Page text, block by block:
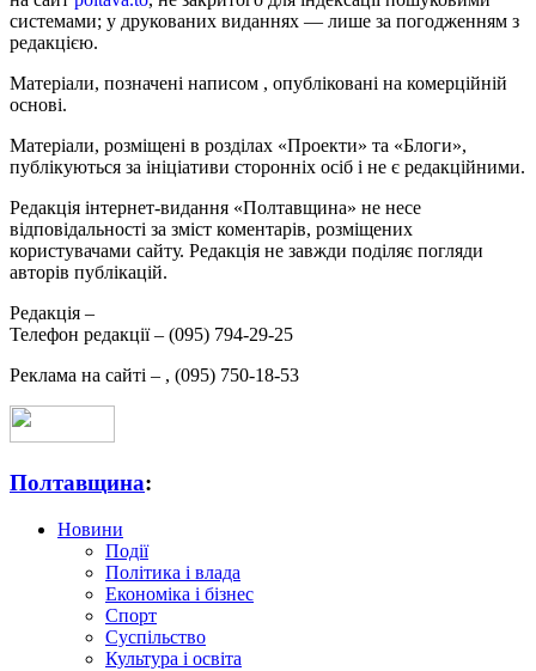
системами; у друкованих виданнях — лише за погодженням з
редакцією.
Матеріали, позначені написом , опубліковані на комерційній
основі.
Матеріали, розміщені в розділах «Проекти» та «Блоги»,
публікуються за ініціативи сторонніх осіб і не є редакційними.
Редакція інтернет-видання «Полтавщина» не несе
відповідальності за зміст коментарів, розміщених
користувачами сайту. Редакція не завжди поділяє погляди
авторів публікацій.
Редакція –
Телефон редакції – (095) 794-29-25
Реклама на сайті – , (095) 750-18-53
Полтавщина:
Новини
Події
Політика і влада
Економіка і бізнес
Спорт
Суспільство
Культура і освіта